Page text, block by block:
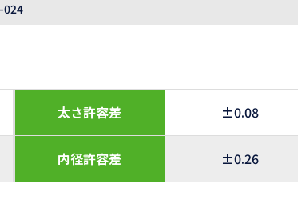
024
太さ許容差 ±0.08
内径許容差 ±0.26